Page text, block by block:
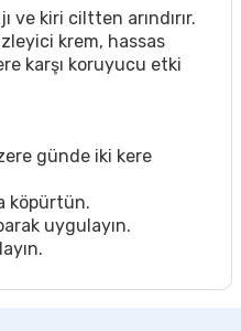
ve kiri ciltten arındırır.
krem, hassas
karşı koruyucu etki
günde iki kere
köpürtün.
uygulayın.